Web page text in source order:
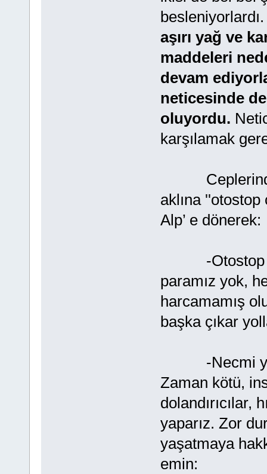
aşırı yağ ve
maddeleri
devam
neticesinde
oluyordu.
karşılamak
Ceplerinde
aklına
Alp’ e dönerek:
-Otostop
paramız yok,
harcamamış
başka çıkar
-Necmi ya
Zaman kötü,
dolandırıcılar,
yaparız. Zor
yaşatmaya
emin: